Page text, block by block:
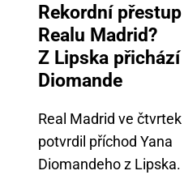
Rekordní přestup
Realu Madrid?
Z Lipska přichází
Diomande
Real Madrid ve čtvrtek
potvrdil příchod Yana
Diomandeho z Lipska.